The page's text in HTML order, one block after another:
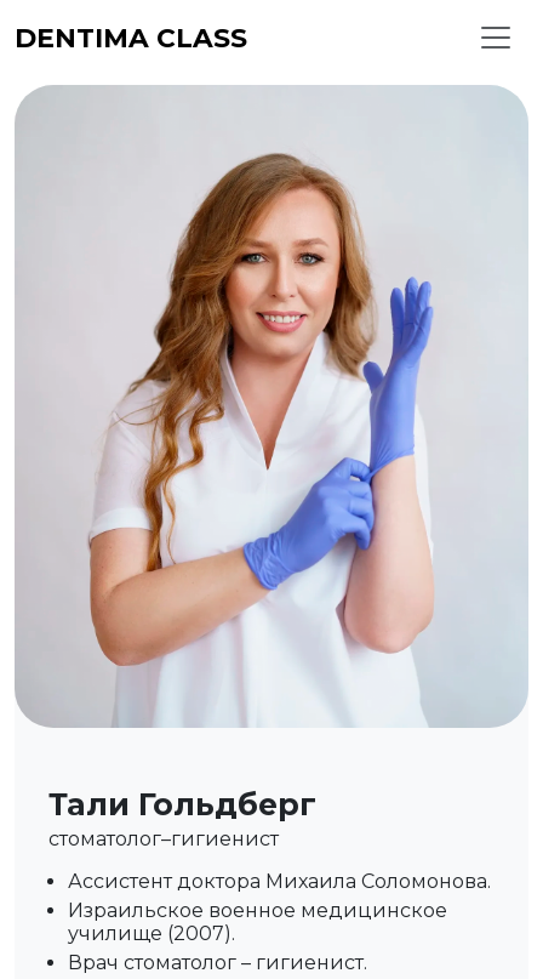
DENTIMA CLASS
Тали Гольдберг
стоматолог–гигиенист
Ассистент доктора Михаила Соломонова.
Израильское военное медицинское
училище (2007).
Врач стоматолог – гигиенист.